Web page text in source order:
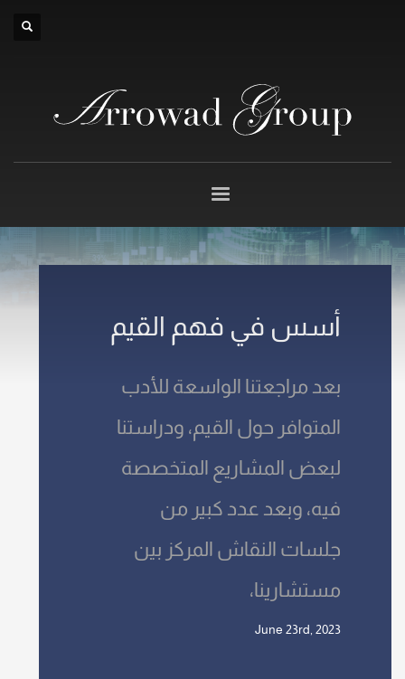
أسس في فهم القيم
بعد مراجعتنا الواسعة للأدب
المتوافر حول القيم، ودراستنا
لبعض المشاريع المتخصصة
فيه، وبعد عدد كبير من
جلسات النقاش المركز بين
مستشارينا،
June 23rd, 2023